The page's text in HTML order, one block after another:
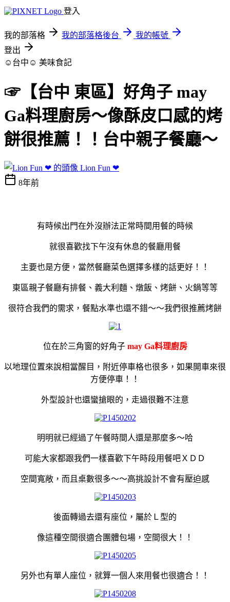
登入
我的部落格 我的部落格後台
我的帳號
登出
☺台中☺ 美味食記
☞【台中 東區】好角子 may
Ga料理廚房～像酥皮口感的烤
餅很推薦！！台中親子餐廳～
Lion Fun ❤
8年前
有時候出門在外沒辦法正常時間用餐的時候
就很喜歡找下午沒有休息的餐廳用餐
主要也是方便，當然餐廳菜色選擇多樣的話更好！！
東區親子餐廳有排餐、義大利麵、燉飯、烤餅、火鍋等等
很符合我們的需求，餐點水準也還不錯～～我們很推薦烤餅
位在於三角窗的好角子 may Ga料理廚房
以地理位置來說相當醒目，附近停車格也很多，如果開車來很
方便停車！！
外型設計也還蠻搶眼的，走過很難不注意
明明就已經過了午餐時間人還是那麼多～哈
可能大家都跟我們一樣喜歡下午時段用餐吧ＸＤＤ
空間寬敞，而且桌數很多～～高挑設計不會有壓迫感
後面轉過去還有座位，屬於Ｌ型的
像這種空間很適合團體包場，空間很大！！
另外也有單人座位，就算一個人來用餐也很適合！！